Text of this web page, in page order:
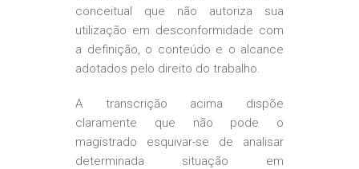
conceitual que não autoriza sua
utilização em desconformidade com
a definição, o conteúdo e o alcance
adotados pelo direito do trabalho.
A transcrição acima dispõe
claramente que não pode o
magistrado esquivar-se de analisar
determinada situação em